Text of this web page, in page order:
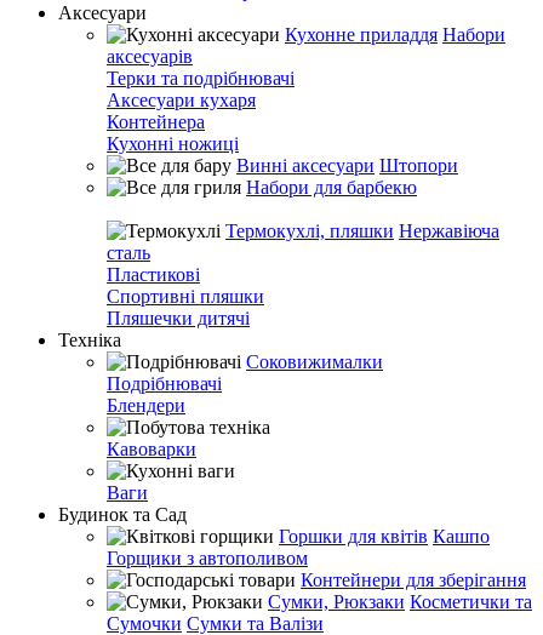
Аксесуари
Кухонне приладдя Набори
аксесуарів
Терки та подрібнювачі
Аксесуари кухаря
Контейнера
Кухонні ножиці
Винні аксесуари Штопори
Набори для барбекю
Термокухлі, пляшки Нержавіюча
сталь
Пластикові
Спортивні пляшки
Пляшечки дитячі
Техніка
Соковижималки
Подрібнювачі
Блендери
Кавоварки
Ваги
Будинок та Сад
Горшки для квітів Кашпо
Горщики з автополивом
Контейнери для зберігання
Сумки, Рюкзаки Косметички та
Сумочки Сумки та Валізи